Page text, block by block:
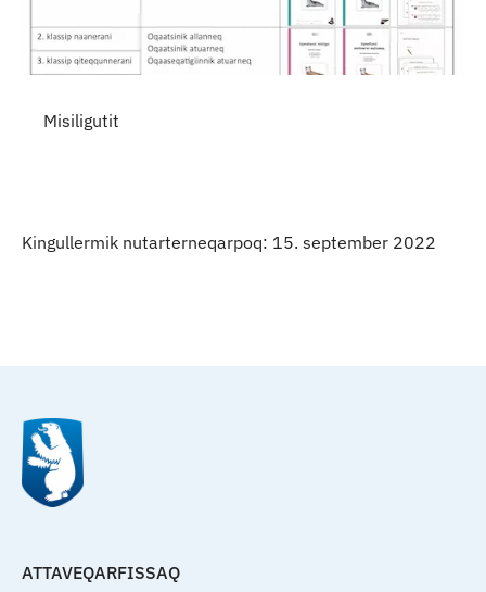
Misiligutit
Kingullermik nutarterneqarpoq: 15. september 2022
ATTAVEQARFISSAQ